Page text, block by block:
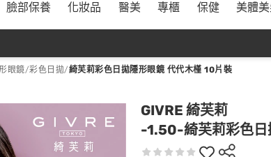
臉部保養 化妝品 醫美 專櫃 保健 美體
眼鏡/彩色日拋/綺芙莉彩色日拋隱形眼鏡 代代木槿 10片裝
GIVRE 綺芙莉
-1.50-綺芙莉彩色日